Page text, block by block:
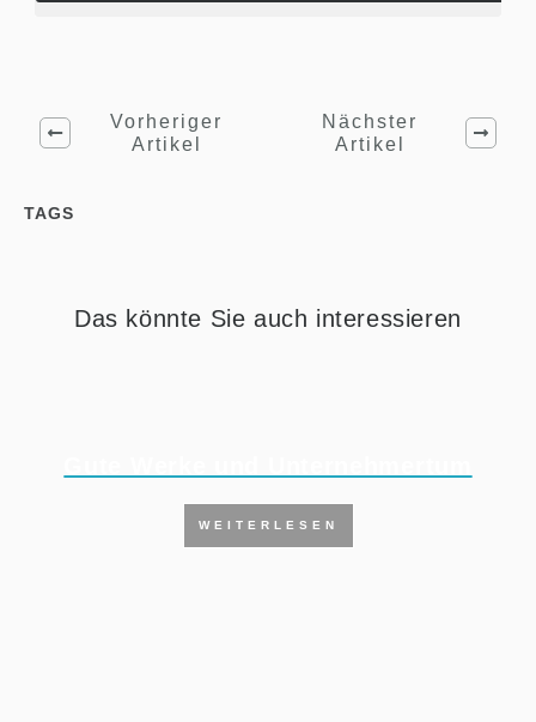
Vorheriger
Artikel
Nächster
Artikel
TAGS
Das könnte Sie auch interessieren
WEITERLESEN